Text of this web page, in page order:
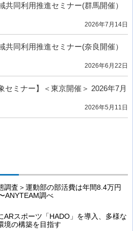
共同利用推進セミナー(群馬開催）
2026年7月14日
共同利用推進セミナー(奈良開催）
2026年6月22日
セミナー】＜東京開催＞ 2026年7月
2026年5月11日
調査＞運動部の部活費は年間8.4万円
ANYTEAM調べ
ARスポーツ「HADO」を導入、多様な
境の構築を目指す